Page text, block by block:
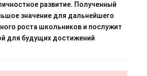
развитие. Полученный
значение для дальнейшего
роста школьников и послужит
для будущих достижений